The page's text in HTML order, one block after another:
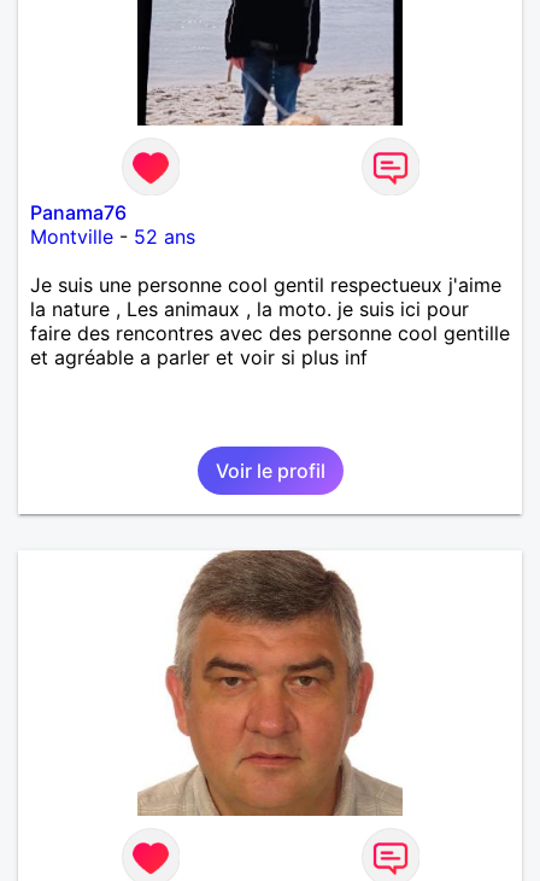
Panama76
Montville - 52 ans
Je suis une personne cool gentil respectueux j'aime
la nature , Les animaux , la moto. je suis ici pour
faire des rencontres avec des personne cool gentille
et agréable a parler et voir si plus inf
Voir le profil